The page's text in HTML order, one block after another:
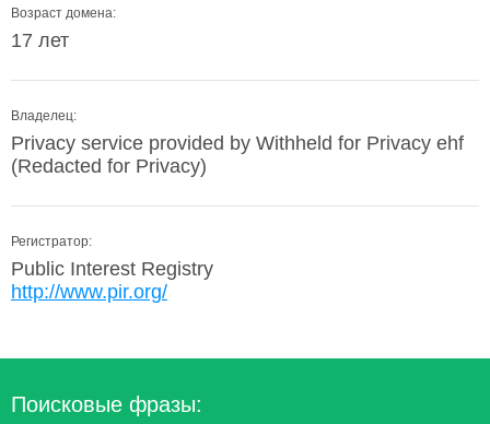
Возраст домена:
17 лет
Владелец:
Privacy service provided by Withheld for Privacy ehf
(Redacted for Privacy)
Регистратор:
Public Interest Registry
http://www.pir.org/
Поисковые фразы: